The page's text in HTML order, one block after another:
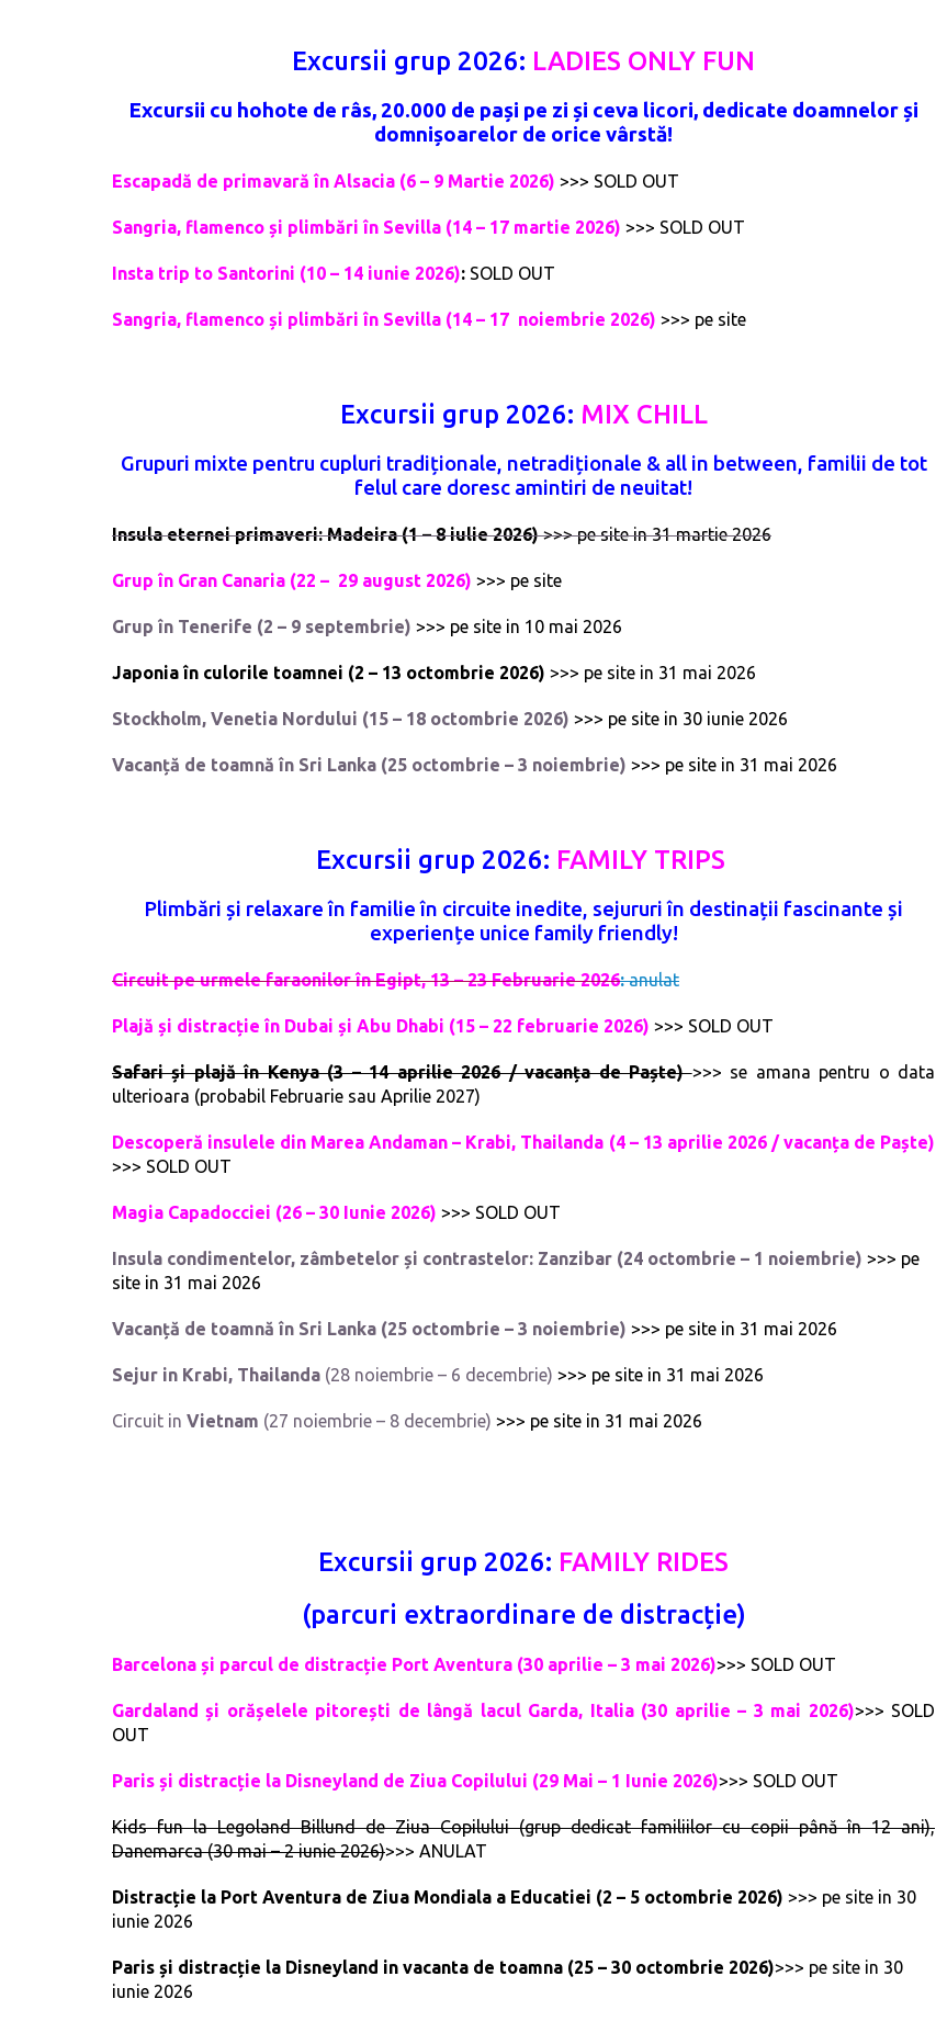
Excursii grup 2026: LADIES ONLY FUN
Excursii cu hohote de râs, 20.000 de pași pe zi și ceva licori, dedicate doamnelor și
domnișoarelor de orice vârstă!
Escapadă de primavară în Alsacia (6 – 9 Martie 2026) >>> SOLD OUT
Sangria, flamenco și plimbări în Sevilla (14 – 17 martie 2026) >>> SOLD OUT
Insta trip to Santorini (10 – 14 iunie 2026): SOLD OUT
Sangria, flamenco și plimbări în Sevilla (14 – 17 noiembrie 2026) >>> pe site
Excursii grup 2026: MIX CHILL
Grupuri mixte pentru cupluri tradiționale, netradiționale & all in between, familii de tot
felul care doresc amintiri de neuitat!
Insula eternei primaveri: Madeira (1 – 8 iulie 2026)>>> pe site in 31 martie 2026
Grup în Gran Canaria (22 – 29 august 2026) >>> pe site
Grup în Tenerife (2 – 9 septembrie) >>> pe site in 10 mai 2026
Japonia în culorile toamnei (2 – 13 octombrie 2026) >>> pe site in 31 mai 2026
Stockholm, Venetia Nordului (15 – 18 octombrie 2026) >>> pe site in 30 iunie 2026
Vacanță de toamnă în Sri Lanka (25 octombrie – 3 noiembrie) >>> pe site in 31 mai 2026
Excursii grup 2026: FAMILY TRIPS
Plimbări și relaxare în familie în circuite inedite, sejururi în destinații fascinante și
experiențe unice family friendly!
Circuit pe urmele faraonilor în Egipt, 13 – 23 Februarie 2026:anulat
Plajă și distracție în Dubai și Abu Dhabi (15 – 22 februarie 2026) >>> SOLD OUT
Safari și plajă în Kenya (3 – 14 aprilie 2026 / vacanța de Paște)>>> se amana pentru o data
ulterioara (probabil Februarie sau Aprilie 2027)
Descoperă insulele din Marea Andaman – Krabi, Thailanda (4 – 13 aprilie 2026 / vacanța de Paște)
>>> SOLD OUT
Magia Capadocciei (26 – 30 Iunie 2026) >>> SOLD OUT
Insula condimentelor, zâmbetelor și contrastelor: Zanzibar (24 octombrie – 1 noiembrie) >>> pe
site in 31 mai 2026
Vacanță de toamnă în Sri Lanka (25 octombrie – 3 noiembrie) >>> pe site in 31 mai 2026
Sejur in Krabi, Thailanda (28 noiembrie – 6 decembrie) >>> pe site in 31 mai 2026
Circuit in Vietnam (27 noiembrie – 8 decembrie) >>> pe site in 31 mai 2026
Excursii grup 2026: FAMILY RIDES
(parcuri extraordinare de distracție)
Barcelona și parcul de distracție Port Aventura (30 aprilie – 3 mai 2026)>>> SOLD OUT
Gardaland și orășelele pitorești de lângă lacul Garda, Italia (30 aprilie – 3 mai 2026)>>> SOLD
OUT
Paris și distracție la Disneyland de Ziua Copilului (29 Mai – 1 Iunie 2026)>>> SOLD OUT
Kids fun la Legoland Billund de Ziua Copilului (grup dedicat familiilor cu copii până în 12 ani),
Danemarca (30 mai – 2 iunie 2026)>>> ANULAT
Distracție la Port Aventura de Ziua Mondiala a Educatiei (2 – 5 octombrie 2026) >>> pe site in 30
iunie 2026
Paris și distracție la Disneyland in vacanta de toamna (25 – 30 octombrie 2026)>>> pe site in 30
iunie 2026